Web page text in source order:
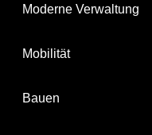
Moderne Verwaltung
Mobilität
Bauen